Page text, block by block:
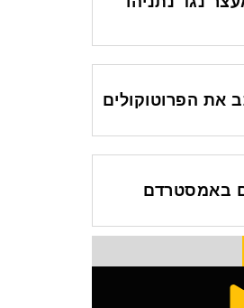
את הפרוטוקולים
באמסטרדם